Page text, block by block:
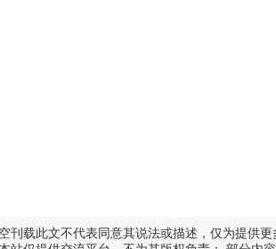
刊载此文不代表同意其说法或描述，仅为提供